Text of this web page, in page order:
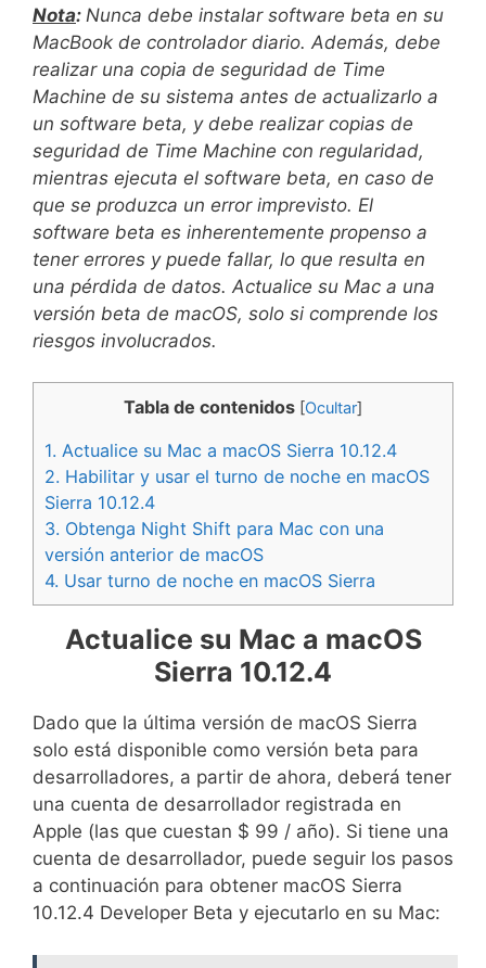
Nota: Nunca debe instalar software beta en su
MacBook de controlador diario. Además, debe
realizar una copia de seguridad de Time
Machine de su sistema antes de actualizarlo a
un software beta, y debe realizar copias de
seguridad de Time Machine con regularidad,
mientras ejecuta el software beta, en caso de
que se produzca un error imprevisto. El
software beta es inherentemente propenso a
tener errores y puede fallar, lo que resulta en
una pérdida de datos. Actualice su Mac a una
versión beta de macOS, solo si comprende los
riesgos involucrados.
Tabla de contenidos [Ocultar]
1. Actualice su Mac a macOS Sierra 10.12.4
2. Habilitar y usar el turno de noche en macOS
Sierra 10.12.4
3. Obtenga Night Shift para Mac con una
versión anterior de macOS
4. Usar turno de noche en macOS Sierra
Actualice su Mac a macOS
Sierra 10.12.4
Dado que la última versión de macOS Sierra
solo está disponible como versión beta para
desarrolladores, a partir de ahora, deberá tener
una cuenta de desarrollador registrada en
Apple (las que cuestan $ 99 / año). Si tiene una
cuenta de desarrollador, puede seguir los pasos
a continuación para obtener macOS Sierra
10.12.4 Developer Beta y ejecutarlo en su Mac: